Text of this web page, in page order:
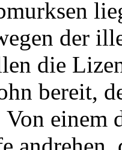
der
die
bereit,
einem